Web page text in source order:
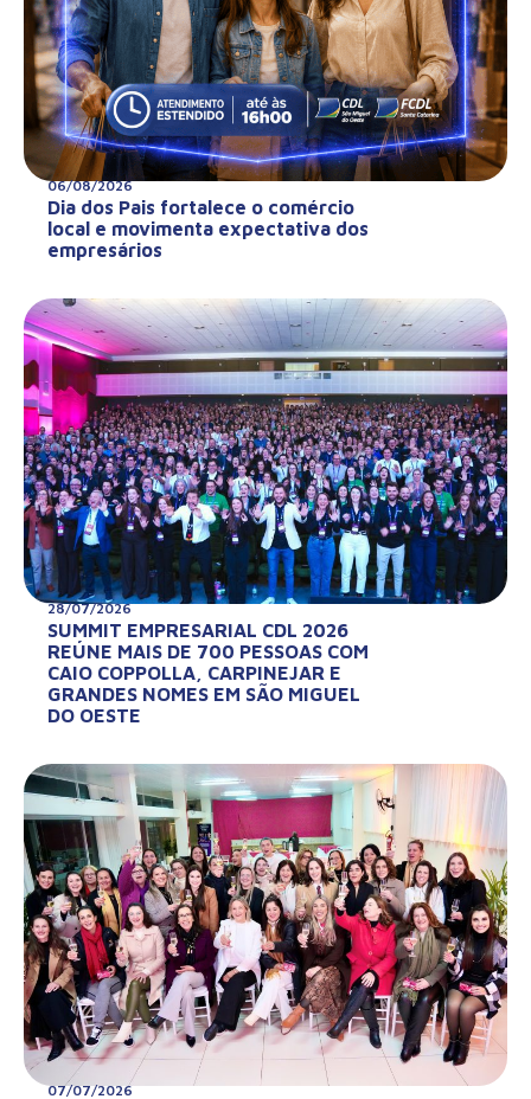
06/08/2026
Dia dos Pais fortalece o comércio
local e movimenta expectativa dos
empresários
28/07/2026
SUMMIT EMPRESARIAL CDL 2026
REÚNE MAIS DE 700 PESSOAS COM
CAIO COPPOLLA, CARPINEJAR E
GRANDES NOMES EM SÃO MIGUEL
DO OESTE
07/07/2026